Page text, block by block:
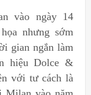
vào ngày 14
nhưng sớm
gian ngắn làm
hiệu Dolce &
với tư cách là